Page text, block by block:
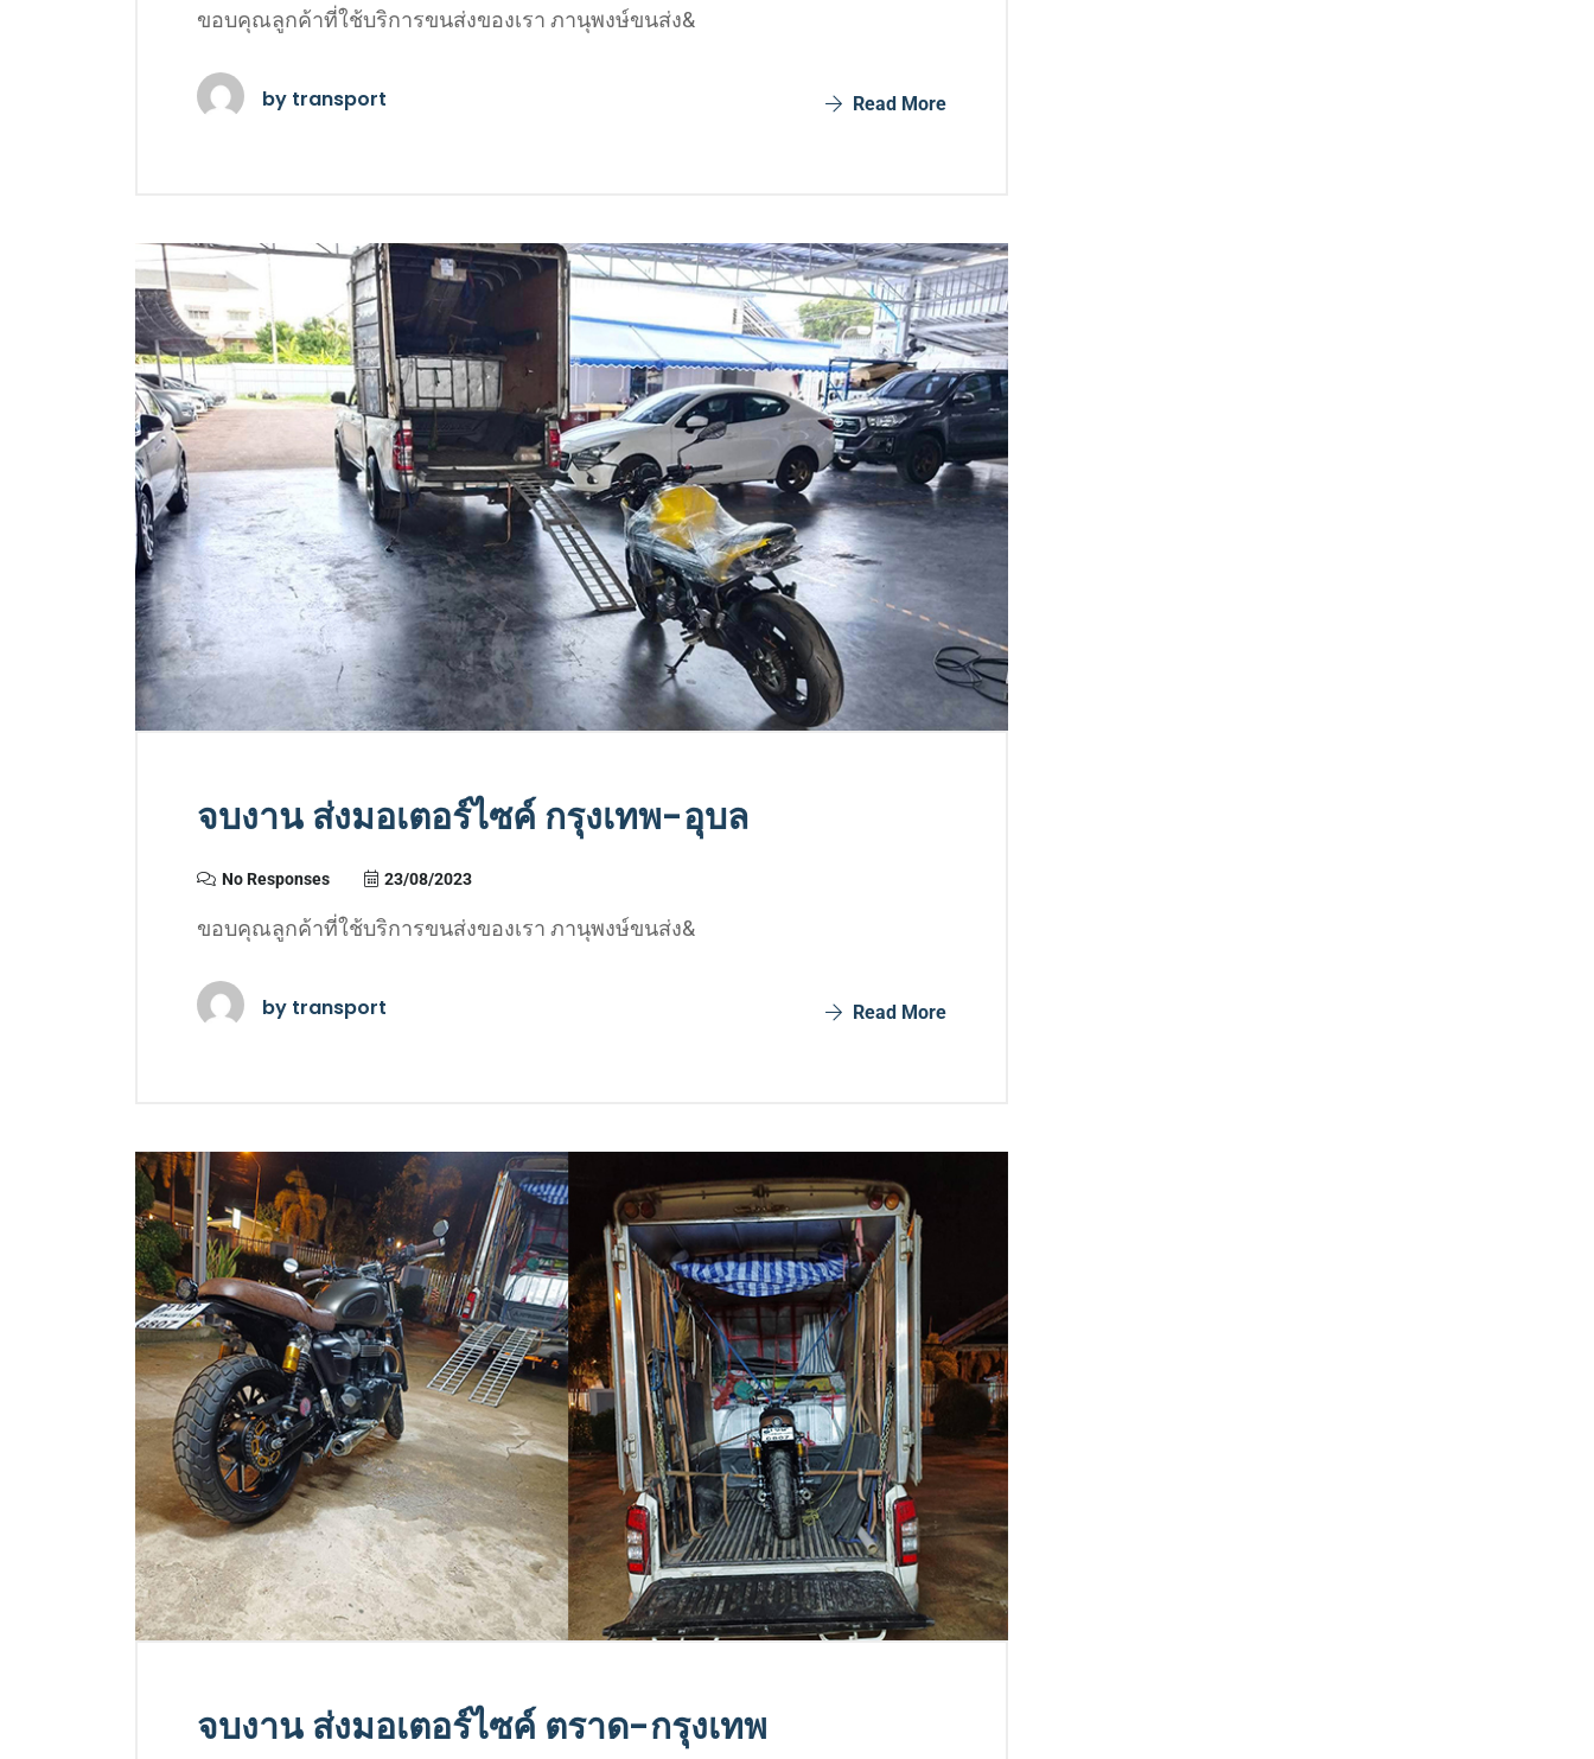
ขอบคุณลูกค้าที่ใช้บริการขนส่งของเรา ภานุพงษ์ขนส่ง&
by transport Read More
จบงาน ส่งมอเตอร์ไซค์ กรุงเทพ-อุบล
No Responses 23/08/2023
ขอบคุณลูกค้าที่ใช้บริการขนส่งของเรา ภานุพงษ์ขนส่ง&
by transport Read More
จบงาน ส่งมอเตอร์ไซค์ ตราด-กรุงเทพ